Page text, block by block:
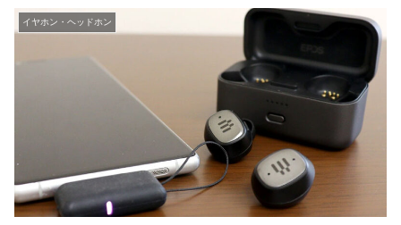
イヤホン・ヘッドホン